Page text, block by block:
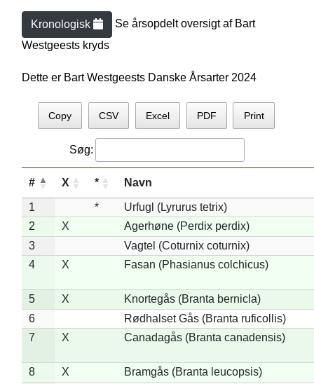
Kronologisk Se årsopdelt oversigt af Bart
Westgeests kryds
Dette er Bart Westgeests Danske Årsarter 2024
Copy CSV Excel PDF Print
Søg:
# X * Navn
1 *
Urfugl (Lyrurus tetrix)
2
X
Agerhøne (Perdix perdix)
3
Vagtel (Coturnix coturnix)
4
X Fasan (Phasianus colchicus)
5 X
Knortegås (Branta bernicla)
6
Rødhalset Gås (Branta ruficollis)
7
X Canadagås (Branta canadensis)
8 X
Bramgås (Branta leucopsis)